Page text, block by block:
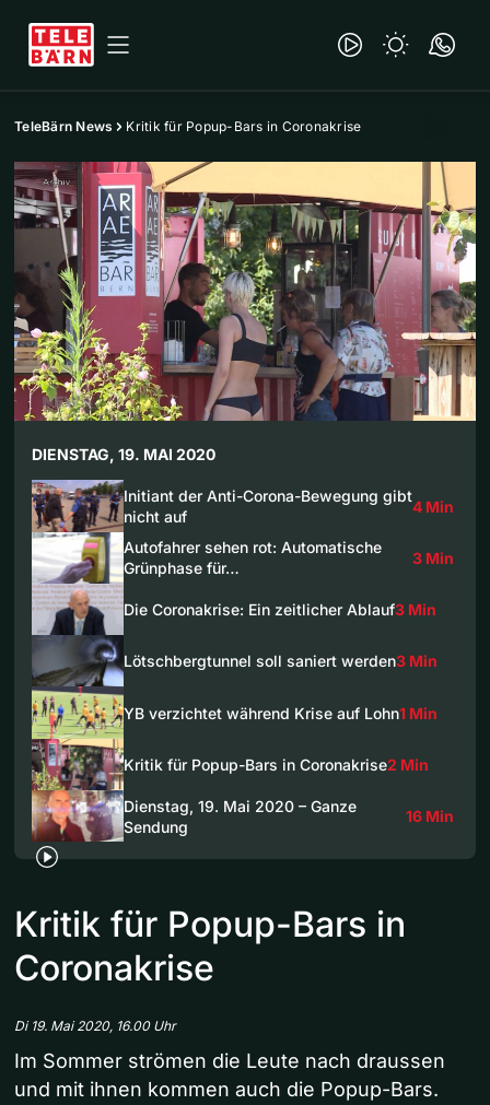
TeleBärn News Kritik für Popup-Bars in Coronakrise
DIENSTAG, 19. MAI 2020
Initiant der Anti-Corona-Bewegung gibt
nicht auf
4 Min
Autofahrer sehen rot: Automatische
Grünphase für…
3 Min
Die Coronakrise: Ein zeitlicher Ablauf3 Min
Lötschbergtunnel soll saniert werden3 Min
YB verzichtet während Krise auf Lohn1 Min
Kritik für Popup-Bars in Coronakrise2 Min
Dienstag, 19. Mai 2020 – Ganze
Sendung
16 Min
Kritik für Popup-Bars in
Coronakrise
Di 19. Mai 2020, 16.00 Uhr
Im Sommer strömen die Leute nach draussen
und mit ihnen kommen auch die Popup-Bars.